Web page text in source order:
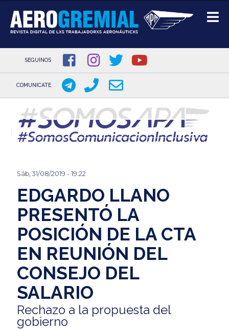
Pasar
contenido
principal
SEGUINOS
COMUNICATE
Sáb, 31/08/2019 - 19:22
EDGARDO LLANO
PRESENTÓ LA
POSICIÓN DE LA CTA
EN REUNIÓN DEL
CONSEJO DEL
SALARIO
Rechazo a la propuesta del
gobierno